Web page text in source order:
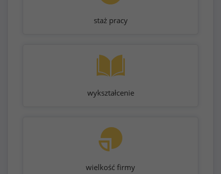
staż pracy
wykształcenie
wielkość firmy